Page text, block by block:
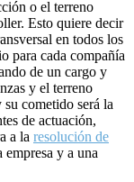
o el terreno
Esto quiere decir
en todos los
para cada compañía
de un cargo y
y el terreno
cometido será la
de actuación,
a la resolución de
empresa y a una